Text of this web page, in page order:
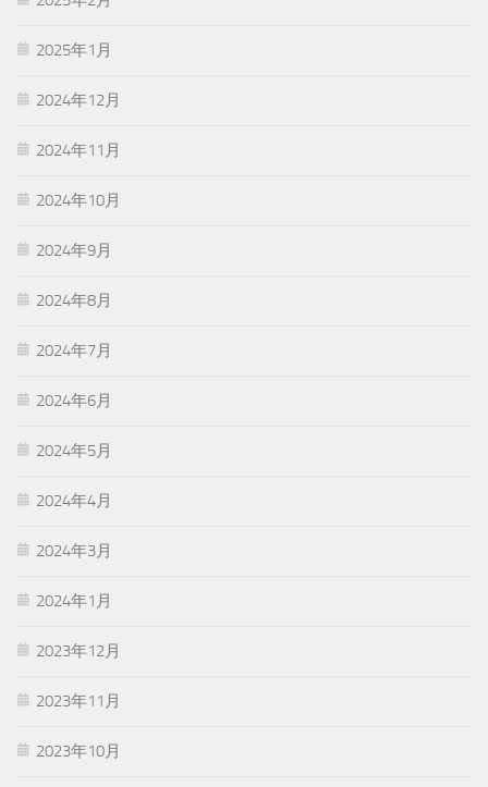
2025年1月
2024年12月
2024年11月
2024年10月
2024年9月
2024年8月
2024年7月
2024年6月
2024年5月
2024年4月
2024年3月
2024年1月
2023年12月
2023年11月
2023年10月